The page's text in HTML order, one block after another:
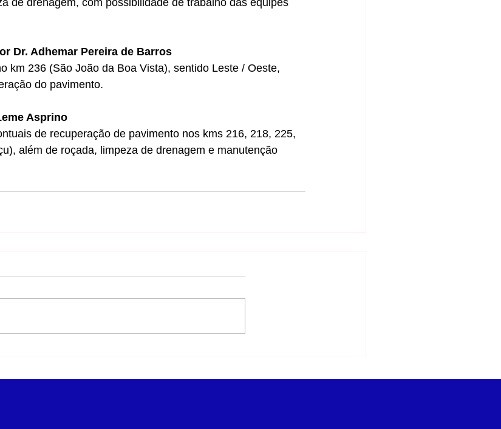
de drenagem, com possibilidade de trabalho das equipes
Dr. Adhemar Pereira de Barros
km 236 (São João da Boa Vista), sentido Leste / Oeste,
do pavimento.
Asprino
de recuperação de pavimento nos kms 216, 218, 225,
além de roçada, limpeza de drenagem e manutenção